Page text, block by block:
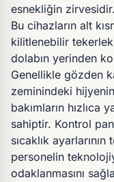
esnekliğin zirvesidir.
Bu cihazların alt
kilitlenebilir
dolabın yerinden
Genellikle gözden
zeminindeki
bakımların hızlıca
sahiptir. Kontrol
sıcaklık
personelin
odaklanmasını